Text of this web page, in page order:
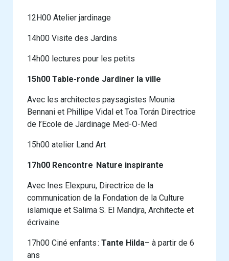
12H00 Atelier jardinage
14h00 Visite des Jardins
14h00 lectures pour les petits
15h00 Table-ronde Jardiner la ville
Avec les architectes paysagistes Mounia
Bennani et Phillipe Vidal et Toa Torán Directrice
de l’Ecole de Jardinage Med-O-Med
15h00 atelier Land Art
17h00 Rencontre Nature inspirante
Avec Ines Elexpuru, Directrice de la
communication de la Fondation de la Culture
islamique et Salima S. El Mandjra, Architecte et
écrivaine
17h00 Ciné enfants : Tante Hilda– à partir de 6
ans